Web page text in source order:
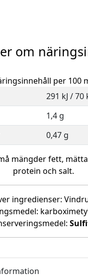
om
per 100
291 kJ / 70
1,4 g
0,47 g
mängder fett,
protein och salt.
ingredienser: